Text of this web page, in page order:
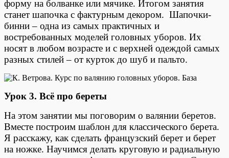
форму на болванке или мячике. Итогом занятия
станет шапочка с фактурным декором. Шапочки-
бинни – одна из самых практичных и
востребованных моделей головных уборов. Их
носят в любом возрасте и с верхней одеждой самых
разных стилей – от курток до шуб и пальто.
Урок 3. Всё про береты
На этом занятии мы поговорим о валянии беретов.
Вместе построим шаблон для классического берета.
Я расскажу, как сделать французский берет и берет
на ножке. Научимся делать круговую и радиальную